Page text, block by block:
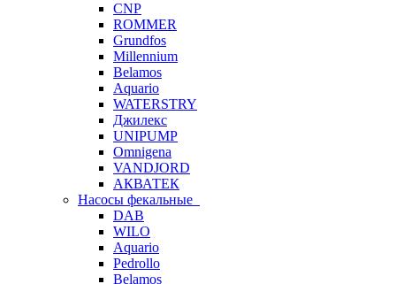
CNP
ROMMER
Grundfos
Millennium
Belamos
Aquario
WATERSTRY
Джилекс
UNIPUMP
Omnigena
VANDJORD
АКВАТЕК
Насосы фекальные
DAB
WILO
Aquario
Pedrollo
Belamos